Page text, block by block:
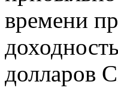
времени
долларов